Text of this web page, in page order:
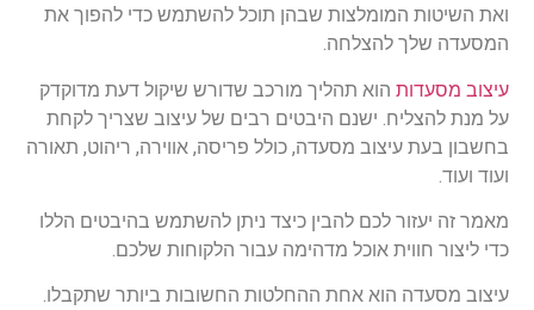
ואת השיטות המומלצות שבהן תוכל להשתמש כדי להפוך את
המסעדה שלך להצלחה.
עיצוב מסעדות הוא תהליך מורכב שדורש שיקול דעת מדוקדק
על מנת להצליח. ישנם היבטים רבים של עיצוב שצריך לקחת
בחשבון בעת עיצוב מסעדה, כולל פריסה, אווירה, ריהוט, תאורה
ועוד ועוד.
מאמר זה יעזור לכם להבין כיצד ניתן להשתמש בהיבטים הללו
כדי ליצור חווית אוכל מדהימה עבור הלקוחות שלכם.
עיצוב מסעדה הוא אחת ההחלטות החשובות ביותר שתקבלו.